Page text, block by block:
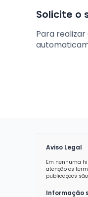
Solicite o
Para
Aviso Legal
Em nenhuma
atenção os
publicações
Informação